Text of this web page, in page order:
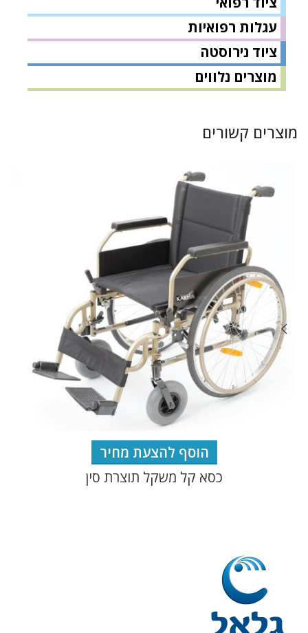
עגלות רפואיות
ציוד נירוסטה
מוצרים נלווים
מוצרים קשורים
הוסף להצעת מחיר
כסא קל משקל תוצרת סין